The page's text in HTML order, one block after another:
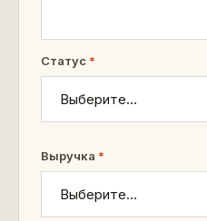
Статус *
Выручка *